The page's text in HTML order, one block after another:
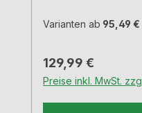
Varianten ab 95,49 €
Regulärer Preis:
129,99 €
Preise inkl. MwSt.